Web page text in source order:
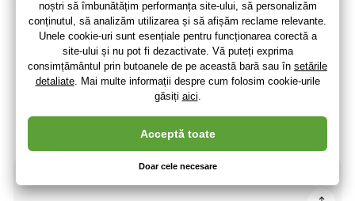
Safari® Fun pack Păsări 8 figurine
,58 lei
31,06 leifără TVA
(La dumneavoastră 13.08.)